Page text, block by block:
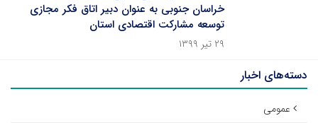
خراسان جنوبی به عنوان دبیر اتاق فکر مجازی
توسعه مشارکت اقتصادی استان
۲۹ تیر ۱۳۹۹
دسته‌های اخبار
عمومی